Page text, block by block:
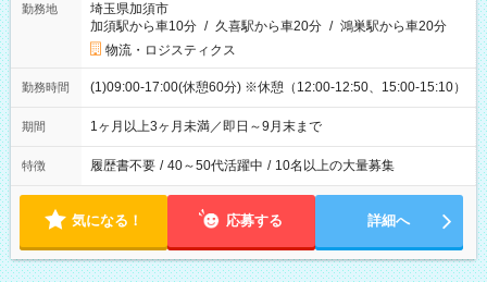
勤務地
埼玉県加須市
加須駅から車10分 / 久喜駅から車20分 / 鴻巣駅から車20分
物流・ロジスティクス
勤務時間 (1)09:00-17:00(休憩60分) ※休憩（12:00-12:50、15:00-15:10）
期間 1ヶ月以上3ヶ月未満／即日～9月末まで
特徴 履歴書不要 / 40～50代活躍中 / 10名以上の大量募集
気になる！ 応募する 詳細へ